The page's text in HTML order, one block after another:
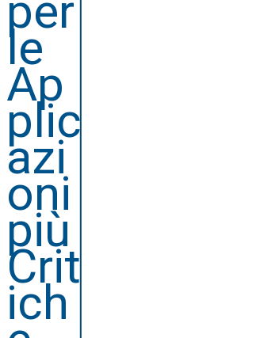
per
le
Ap
plic
azi
oni
più
Crit
ich